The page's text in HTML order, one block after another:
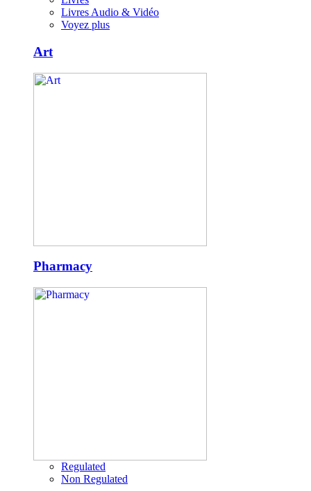
Livres Audio & Vidéo
Voyez plus
Art
Pharmacy
Regulated
Non Regulated